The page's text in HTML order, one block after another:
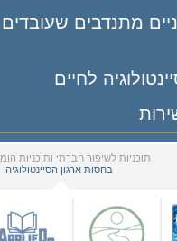
מתנדבים
לחיים
תוכניות לשיפור חברתי ותוכניות
בחסות ארגון הסיינטולוגיה